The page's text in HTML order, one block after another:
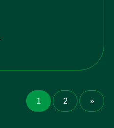
1 2 »